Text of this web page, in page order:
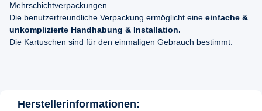
Mehrschichtverpackungen.
Die benutzerfreundliche Verpackung ermöglicht eine einfache &
unkomplizierte Handhabung & Installation.
Die Kartuschen sind für den einmaligen Gebrauch bestimmt.
Herstellerinformationen: